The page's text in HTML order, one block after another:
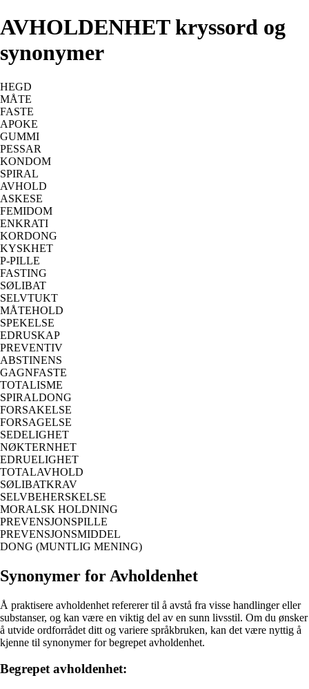
AVHOLDENHET kryssord og
synonymer
HEGD
MÅTE
FASTE
APOKE
GUMMI
PESSAR
KONDOM
SPIRAL
AVHOLD
ASKESE
FEMIDOM
ENKRATI
KORDONG
KYSKHET
P-PILLE
FASTING
SØLIBAT
SELVTUKT
MÅTEHOLD
SPEKELSE
EDRUSKAP
PREVENTIV
ABSTINENS
GAGNFASTE
TOTALISME
SPIRALDONG
FORSAKELSE
FORSAGELSE
SEDELIGHET
NØKTERNHET
EDRUELIGHET
TOTALAVHOLD
SØLIBATKRAV
SELVBEHERSKELSE
MORALSK HOLDNING
PREVENSJONSPILLE
PREVENSJONSMIDDEL
DONG (MUNTLIG MENING)
Synonymer for Avholdenhet
Å praktisere avholdenhet refererer til å avstå fra visse handlinger eller
substanser, og kan være en viktig del av en sunn livsstil. Om du ønsker
å utvide ordforrådet ditt og variere språkbruken, kan det være nyttig å
kjenne til synonymer for begrepet avholdenhet.
Begrepet avholdenhet: